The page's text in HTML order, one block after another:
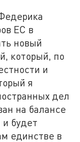
ЕС в
новый
который, по
и
я
дел
на балансе
будет
единстве в